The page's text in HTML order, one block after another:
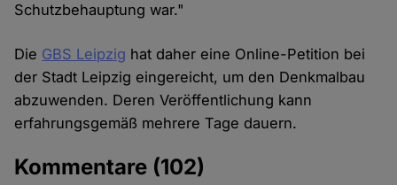
Schutzbehauptung war."
Die GBS Leipzig hat daher eine Online-Petition bei
der Stadt Leipzig eingereicht, um den Denkmalbau
abzuwenden. Deren Veröffentlichung kann
erfahrungsgemäß mehrere Tage dauern.
Kommentare (102)